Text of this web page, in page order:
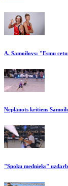
A. Samoilovs: "Esmu
Neplānots kritiens
"Spoku mednieks"